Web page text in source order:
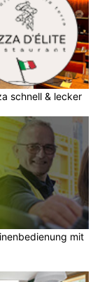
schnell & lecker
mit